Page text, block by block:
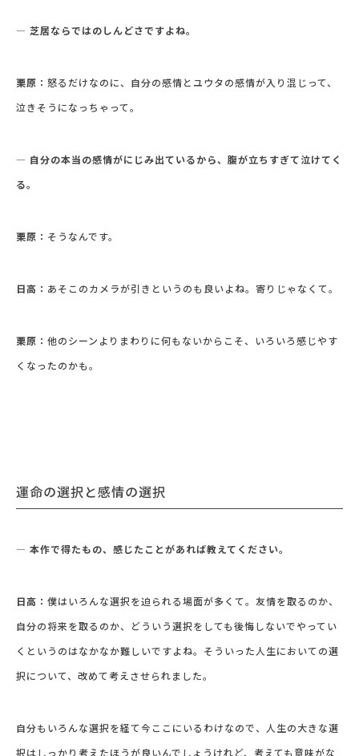
― 芝居ならではのしんどさですよね。
栗原： 怒るだけなのに、自分の感情とユウタの感情が入り混じって、
泣きそうになっちゃって。
― 自分の本当の感情がにじみ出ているから、腹が立ちすぎて泣けてく
る。
栗原： そうなんです。
日高： あそこのカメラが引きというのも良いよね。寄りじゃなくて。
栗原： 他のシーンよりまわりに何もないからこそ、いろいろ感じやす
くなったのかも。
運命の選択と感情の選択
― 本作で得たもの、感じたことがあれば教えてください。
日高： 僕はいろんな選択を迫られる場面が多くて。友情を取るのか、
自分の将来を取るのか、どういう選択をしても後悔しないでやってい
くというのはなかなか難しいですよね。そういった人生においての選
択について、改めて考えさせられました。
自分もいろんな選択を経て今ここにいるわけなので、人生の大きな選
択はしっかり考えたほうが良いんでしょうけれど、考えても意味がな